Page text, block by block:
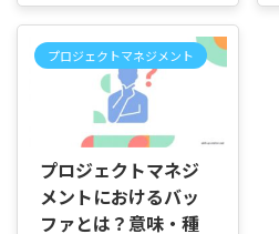
す。 これからPMBOKを学ぶ
予定がありますか？それと
も、PMP資格の取得を本気で
考えていますか？もし試験対
策まで視野に入れているな
ら、PMIの役割や仕組みをき
ちんと ...
プロジェクトを任せて大丈夫
なの？」「自分が感じている
違和感は、ただの思い込みな
の？」と疑問に感じていませ
んか。 進捗を確認しても具体
的な指示が返ってこなかった
が遅く現場だけが対応に追わ
れたりすると、「このままで
は納期に間に合わないかもし
プロジェクトマネジメント
プロジェクトマネジ
メントにおけるバッ
ファとは？意味・種